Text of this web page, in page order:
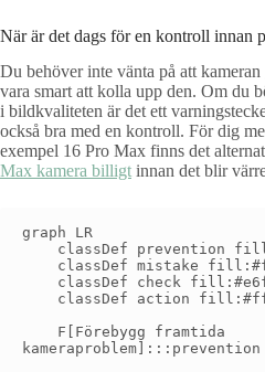
När är det dags för en kontroll innan
Du behöver inte vänta på att
vara smart att kolla upp den. Om du
i bildkvaliteten är det ett
också bra med en kontroll. För dig
exempel 16 Pro Max finns det
Max kamera billigt innan det blir
graph LR
classDef prevention
classDef mistake
classDef check
classDef action
    F[Förebygg framtida
kameraproblem]:::prevention